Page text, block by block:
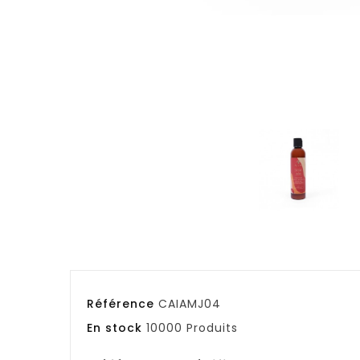
Référence CAIAMJ04
En stock 10000 Produits